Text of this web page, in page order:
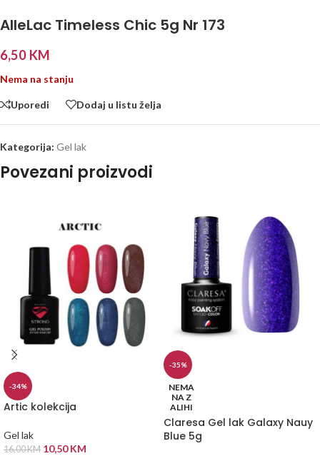
AlleLac Timeless Chic 5g Nr 173
6,50 KM
Nema na stanju
Uporedi Dodaj u listu želja
Kategorija: Gel lak
Povezani proizvodi
-34%
Artic kolekcija
Gel lak
16,00KM 10,50KM
-35%
NEMA
NA Z
ALIHI
Claresa Gel lak Galaxy Nauy
Blue 5g